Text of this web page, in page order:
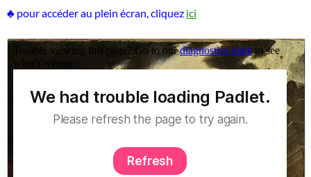
♣ pour accéder au plein écran, cliquez ici